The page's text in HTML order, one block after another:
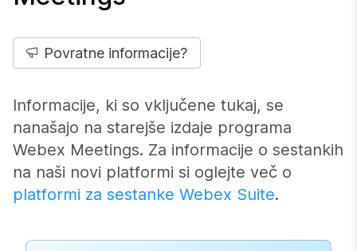
Povratne informacije?
Informacije, ki so vključene tukaj, se
nanašajo na starejše izdaje programa
Webex Meetings. Za informacije o sestankih
na naši novi platformi si oglejte več o
platformi za sestanke Webex Suite.